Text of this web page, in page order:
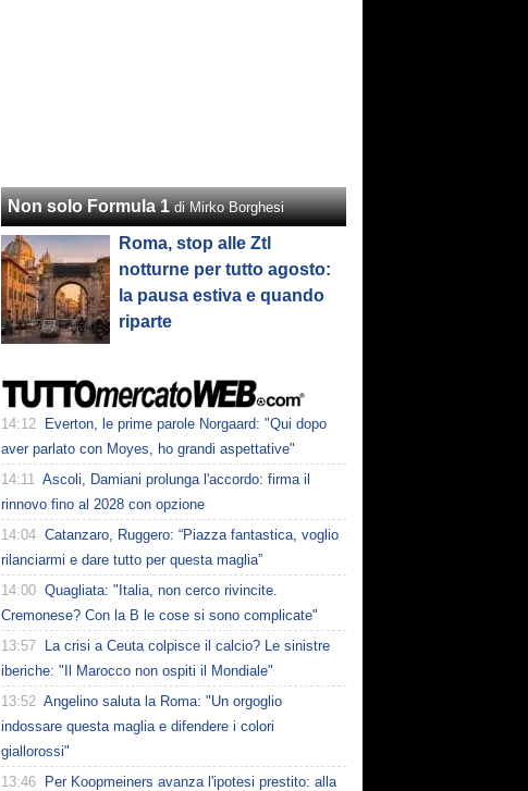
Non solo Formula 1 di Mirko Borghesi
Roma, stop alle Ztl
notturne per tutto agosto:
la pausa estiva e quando
riparte
14:12
Everton, le prime parole Norgaard: "Qui dopo
aver parlato con Moyes, ho grandi aspettative"
14:11 Ascoli, Damiani prolunga l'accordo: firma il
rinnovo fino al 2028 con opzione
14:04 Catanzaro, Ruggero: “Piazza fantastica, voglio
rilanciarmi e dare tutto per questa maglia”
14:00 Quagliata: "Italia, non cerco rivincite.
Cremonese? Con la B le cose si sono complicate"
13:57
La crisi a Ceuta colpisce il calcio? Le sinistre
iberiche: "Il Marocco non ospiti il Mondiale"
13:52 Angelino saluta la Roma: "Un orgoglio
indossare questa maglia e difendere i colori
giallorossi"
13:46
Per Koopmeiners avanza l'ipotesi prestito: alla